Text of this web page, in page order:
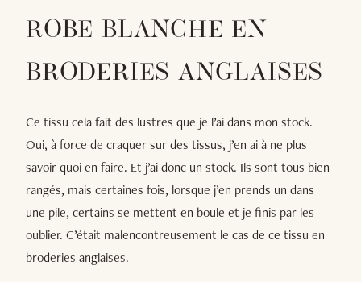
ROBE BLANCHE EN
BRODERIES ANGLAISES
Ce tissu cela fait des lustres que je l’ai dans mon stock.
Oui, à force de craquer sur des tissus, j’en ai à ne plus
savoir quoi en faire. Et j’ai donc un stock. Ils sont tous bien
rangés, mais certaines fois, lorsque j’en prends un dans
une pile, certains se mettent en boule et je finis par les
oublier. C’était malencontreusement le cas de ce tissu en
broderies anglaises.